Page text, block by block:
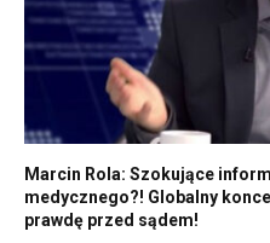
Marcin Rola: Szokujące
medycznego?! Globalny
prawdę przed sądem!